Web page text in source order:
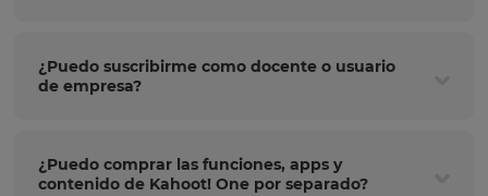
¿Puedo suscribirme como docente o usuario
de empresa?
¿Puedo comprar las funciones, apps y
contenido de Kahoot! One por separado?